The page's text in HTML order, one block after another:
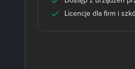
Licencje dla firm i